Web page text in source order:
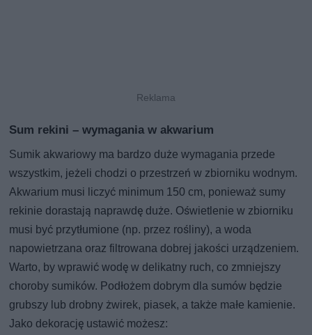
Sum rekini – wymagania w akwarium
Sumik akwariowy ma bardzo duże wymagania przede
wszystkim, jeżeli chodzi o przestrzeń w zbiorniku wodnym.
Akwarium musi liczyć minimum 150 cm, ponieważ sumy
rekinie dorastają naprawdę duże. Oświetlenie w zbiorniku
musi być przytłumione (np. przez rośliny), a woda
napowietrzana oraz filtrowana dobrej jakości urządzeniem.
Warto, by wprawić wodę w delikatny ruch, co zmniejszy
choroby sumików. Podłożem dobrym dla sumów będzie
grubszy lub drobny żwirek, piasek, a także małe kamienie.
Jako dekorację ustawić możesz: